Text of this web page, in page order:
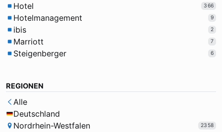
Hotel 366
Hotelmanagement 9
ibis 2
Marriott 7
Steigenberger 6
REGIONEN
Alle
Deutschland
Nordrhein-Westfalen
2358